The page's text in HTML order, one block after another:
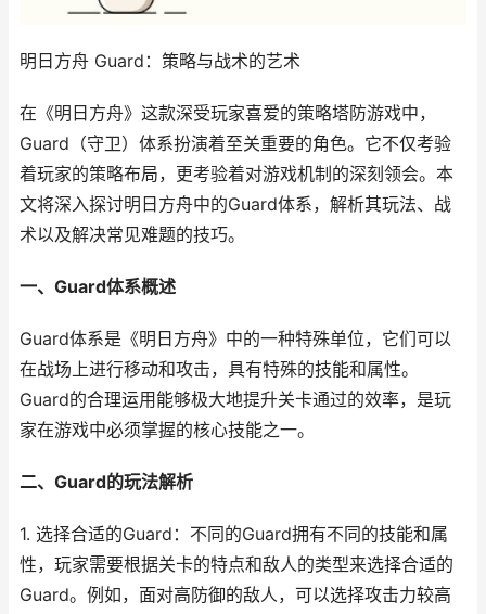
明日方舟 Guard：策略与战术的艺术
在《明日方舟》这款深受玩家喜爱的策略塔防游戏中，
Guard（守卫）体系扮演着至关重要的角色。它不仅考验
着玩家的策略布局，更考验着对游戏机制的深刻领会。本
文将深入探讨明日方舟中的Guard体系，解析其玩法、战
术以及解决常见难题的技巧。
一、Guard体系概述
Guard体系是《明日方舟》中的一种特殊单位，它们可以
在战场上进行移动和攻击，具有特殊的技能和属性。
Guard的合理运用能够极大地提升关卡通过的效率，是玩
家在游戏中必须掌握的核心技能之一。
二、Guard的玩法解析
1. 选择合适的Guard：不同的Guard拥有不同的技能和属
性，玩家需要根据关卡的特点和敌人的类型来选择合适的
Guard。例如，面对高防御的敌人，可以选择攻击力较高